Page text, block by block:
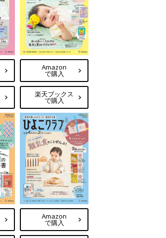
Amazon
で購入
楽天ブックス
で購入
Amazon
で購入